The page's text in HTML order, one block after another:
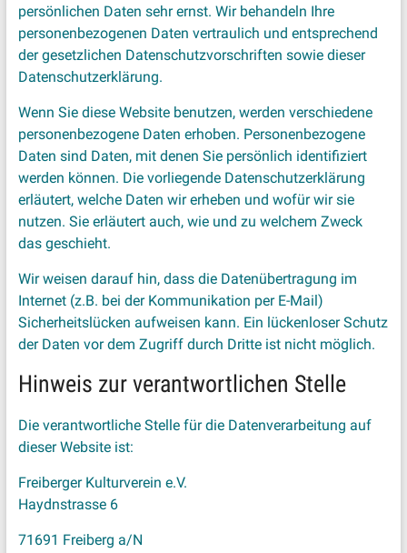
persönlichen Daten sehr ernst. Wir behandeln Ihre
personenbezogenen Daten vertraulich und entsprechend
der gesetzlichen Datenschutzvorschriften sowie dieser
Datenschutzerklärung.
Wenn Sie diese Website benutzen, werden verschiedene
personenbezogene Daten erhoben. Personenbezogene
Daten sind Daten, mit denen Sie persönlich identifiziert
werden können. Die vorliegende Datenschutzerklärung
erläutert, welche Daten wir erheben und wofür wir sie
nutzen. Sie erläutert auch, wie und zu welchem Zweck
das geschieht.
Wir weisen darauf hin, dass die Datenübertragung im
Internet (z.B. bei der Kommunikation per E-Mail)
Sicherheitslücken aufweisen kann. Ein lückenloser Schutz
der Daten vor dem Zugriff durch Dritte ist nicht möglich.
Hinweis zur verantwortlichen Stelle
Die verantwortliche Stelle für die Datenverarbeitung auf
dieser Website ist:
Freiberger Kulturverein e.V.
Haydnstrasse 6
71691 Freiberg a/N